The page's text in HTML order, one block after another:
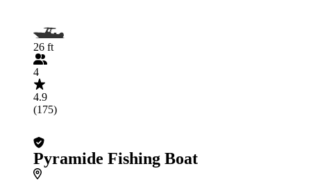
26 ft
4
4.9
(175)
Pyramide Fishing Boat